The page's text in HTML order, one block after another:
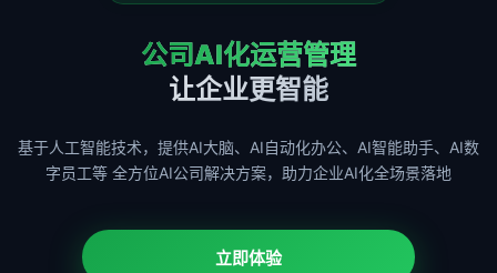
公司AI化运营管理
让企业更智能
基于人工智能技术，提供AI大脑、AI自动化办公、AI智能助手、AI数
字员工等 全方位AI公司解决方案，助力企业AI化全场景落地
立即体验